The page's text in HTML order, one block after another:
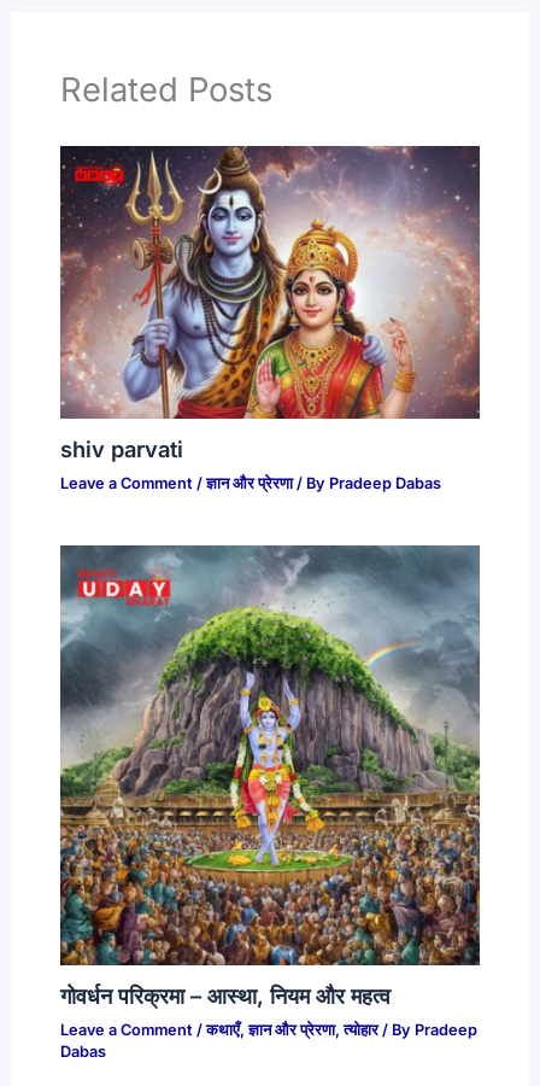
Related Posts
shiv parvati
Leave a Comment /ज्ञान और प्रेरणा/ By Pradeep Dabas
गोवर्धन परिक्रमा – आस्था, नियम और महत्व
Leave a Comment /कथाएँ,ज्ञान और प्रेरणा,त्योहार/ By Pradeep
Dabas